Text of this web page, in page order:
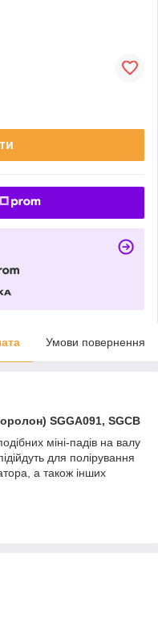
Умови повернення
SGGA091, SGCB
міні-падів на валу
для полірування
а також інших